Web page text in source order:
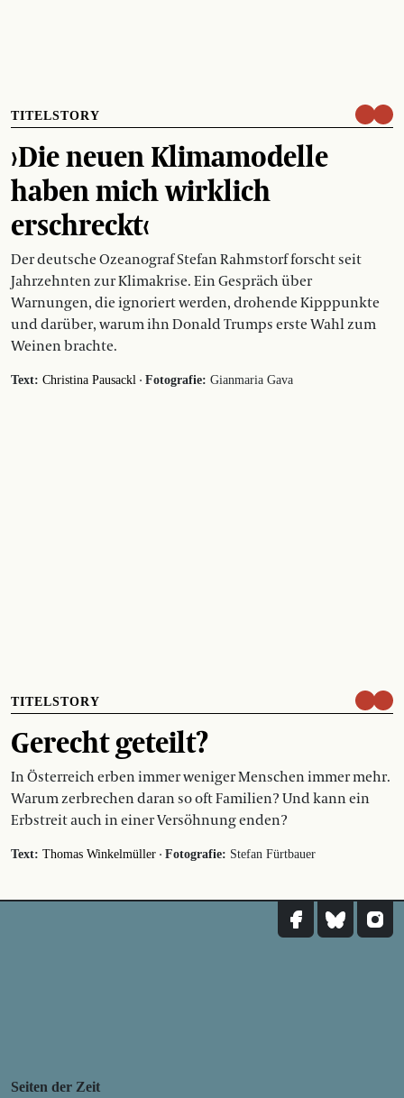
TITELSTORY
›Die neuen Klimamodelle
haben mich wirklich
erschreckt‹
Der deutsche Ozeanograf Stefan Rahmstorf forscht seit
Jahrzehnten zur Klimakrise. Ein Gespräch über
Warnungen, die ignoriert werden, drohende Kipppunkte
und darüber, warum ihn Donald Trumps erste Wahl zum
Weinen brachte.
Text: Christina Pausackl · Fotografie: Gianmaria Gava
TITELSTORY
Gerecht geteilt?
In Österreich erben immer weniger Menschen immer mehr.
Warum zerbrechen daran so oft Familien? Und kann ein
Erbstreit auch in einer Versöhnung enden?
Text: Thomas Winkelmüller · Fotografie: Stefan Fürtbauer
Seiten der Zeit